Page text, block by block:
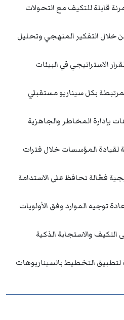
قابلة للتكيف مع التحولات
خلال التفكير المنهجي وتحليل
الاستراتيجي في البيئات
بكل سيناريو مستقبلي
بإدارة المخاطر والجاهزية
لقيادة المؤسسات خلال فترات
فعّالة تحافظ على الاستدامة
توجيه الموارد وفق الأولويات
التكيف والاستجابة الذكية
التخطيط بالسيناريوهات